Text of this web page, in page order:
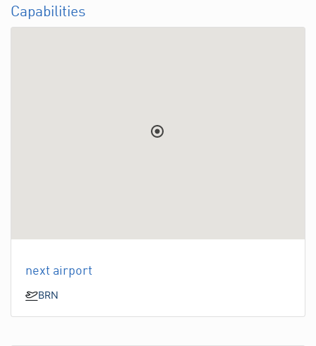
Capabilities
next airport
BRN